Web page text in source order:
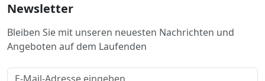
Newsletter
Bleiben Sie mit unseren neuesten Nachrichten und
Angeboten auf dem Laufenden